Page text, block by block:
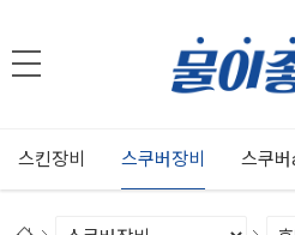
스킨장비 스쿠버장비 스쿠